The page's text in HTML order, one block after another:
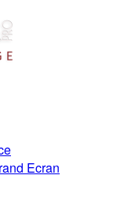
Ecran